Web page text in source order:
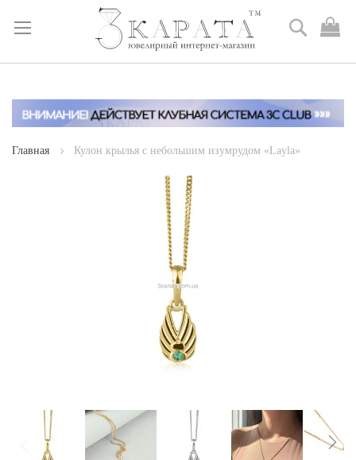
Skip
Content
Поиск
Главная Кулон крылья с небольшим изумрудом «Layla»